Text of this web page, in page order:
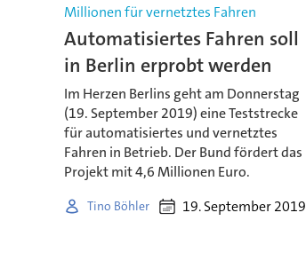
Millionen für vernetztes Fahren
Automatisiertes Fahren soll
in Berlin erprobt werden
Im Herzen Berlins geht am Donnerstag
(19. September 2019) eine Teststrecke
für automatisiertes und vernetztes
Fahren in Betrieb. Der Bund fördert das
Projekt mit 4,6 Millionen Euro.
Tino Böhler 19. September 2019